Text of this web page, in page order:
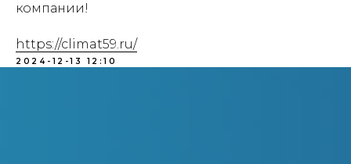
компании!
https://climat59.ru/
2024-12-13 12:10